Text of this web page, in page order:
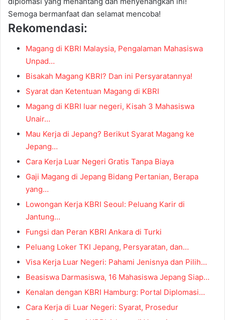
Semoga bermanfaat dan selamat mencoba!
Rekomendasi:
Magang di KBRI Malaysia, Pengalaman Mahasiswa
Unpad…
Bisakah Magang KBRI? Dan ini Persyaratannya!
Syarat dan Ketentuan Magang di KBRI
Magang di KBRI luar negeri, Kisah 3 Mahasiswa
Unair…
Mau Kerja di Jepang? Berikut Syarat Magang ke
Jepang…
Cara Kerja Luar Negeri Gratis Tanpa Biaya
Gaji Magang di Jepang Bidang Pertanian, Berapa
yang…
Lowongan Kerja KBRI Seoul: Peluang Karir di
Jantung…
Fungsi dan Peran KBRI Ankara di Turki
Peluang Loker TKI Jepang, Persyaratan, dan…
Visa Kerja Luar Negeri: Pahami Jenisnya dan Pilih…
Beasiswa Darmasiswa, 16 Mahasiswa Jepang Siap…
Kenalan dengan KBRI Hamburg: Portal Diplomasi…
Cara Kerja di Luar Negeri: Syarat, Prosedur